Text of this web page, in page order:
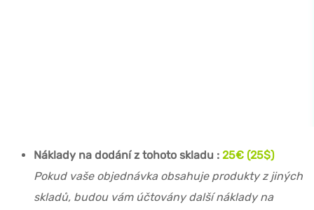
Náklady na dodání z tohoto skladu : 25€ (25$)
Pokud vaše objednávka obsahuje produkty z jiných
skladů, budou vám účtovány další náklady na